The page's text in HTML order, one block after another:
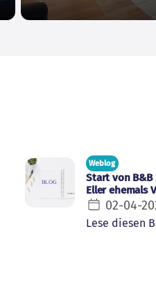
Weblog
Start von B&B
Eller ehemals
02-04-
Lese diesen